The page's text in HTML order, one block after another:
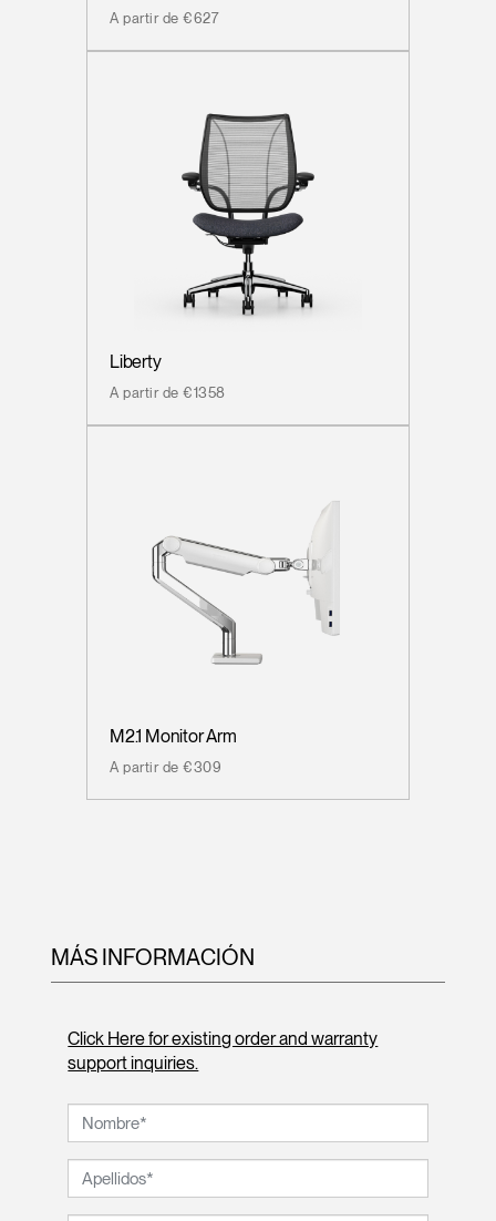
A partir de €627
Liberty
A partir de €1358
M2.1 Monitor Arm
A partir de €309
MÁS INFORMACIÓN
Click Here for existing order and warranty
support inquiries.